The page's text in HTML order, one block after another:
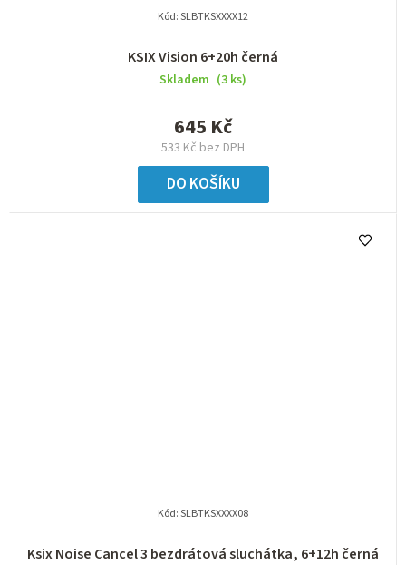
KSIX Vision 6+20h černá
Skladem (3 ks)
533 Kč bez DPH
645 Kč
DO KOŠÍKU
Kód:SLBTKSXXXX12
Ksix Noise Cancel 3 bezdrátová sluchátka, 6+12h černá
Kód:SLBTKSXXXX08